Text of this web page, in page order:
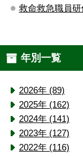
救命救急職員研
年別一覧
2026年 (89)
2025年 (162)
2024年 (141)
2023年 (127)
2022年 (116)